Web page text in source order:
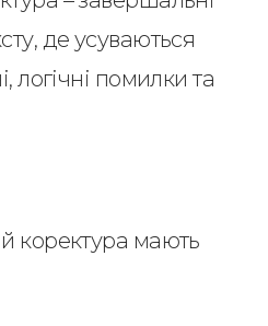
де усуваються
логічні помилки та
коректура мають